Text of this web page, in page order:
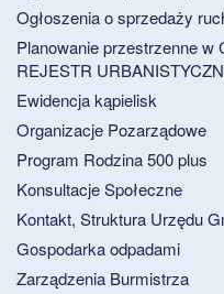
Ogłoszenia o sprzedaży
Planowanie przestrzenne w
REJESTR
Ewidencja kąpielisk
Organizacje Pozarządowe
Program Rodzina 500 plus
Konsultacje Społeczne
Kontakt, Struktura Urzędu
Gospodarka odpadami
Zarządzenia Burmistrza